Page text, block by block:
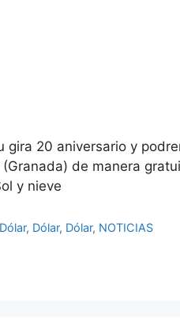
gira 20 aniversario y
de manera
y nieve
Dólar, Dólar, Dólar, NOTICIAS